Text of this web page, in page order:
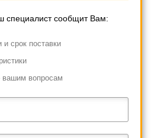
специалист сообщит Вам:
и срок поставки
вашим вопросам